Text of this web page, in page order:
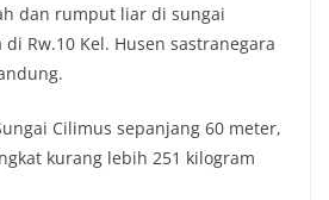
dan rumput liar di sungai
Rw.10 Kel. Husen sastranegara
Cilimus sepanjang 60 meter,
kurang lebih 251 kilogram